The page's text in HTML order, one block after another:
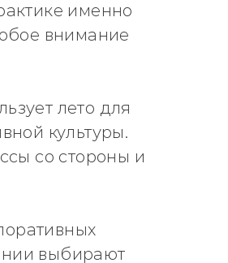
именно
внимание
лето для
культуры.
со стороны и
выбирают